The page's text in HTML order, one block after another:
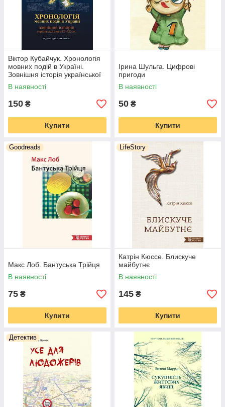
Віктор Кубайчук. Хронологія
мовних подій в Україні.
Зовнішня історія української
мови IX-XX ст.
В наявності
150 ₴
Купити
Ірина Шульга. Цифрові
пригоди
В наявності
50 ₴
Купити
Goodreads
Макс Лоб. Бантуська Трійця
В наявності
75 ₴
Купити
LifeStory
Катрін Кюссе. Блискуче
майбутнє
В наявності
145 ₴
Купити
Детектив